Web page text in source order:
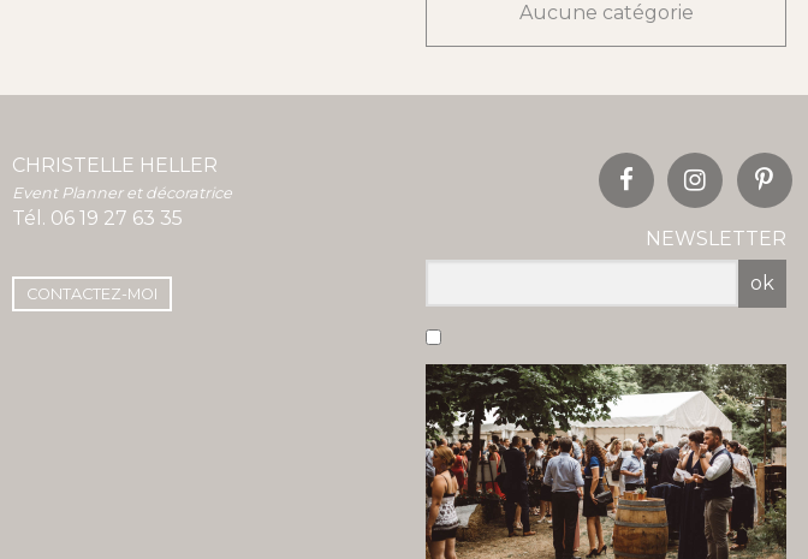
Aucune catégorie
CHRISTELLE HELLER
Event Planner et décoratrice
Tél. 06 19 27 63 35
CONTACTEZ-MOI
NEWSLETTER
ok